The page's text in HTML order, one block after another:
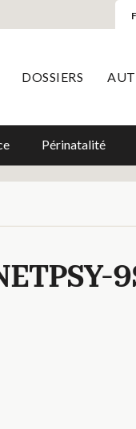
DOSSIERS
Périnatalité